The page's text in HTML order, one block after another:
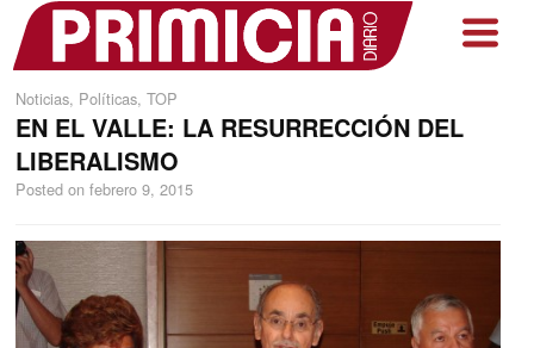
Noticias, Políticas, TOP
EN EL VALLE: LA RESURRECCIÓN DEL
LIBERALISMO
Posted on febrero 9, 2015